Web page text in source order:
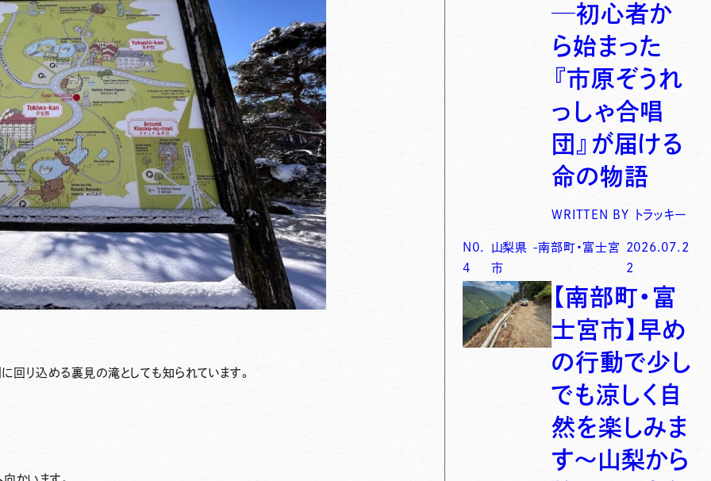
回り込める裏見の滝としても知られています。
─初心者か
ら始まった
『市原ぞうれ
っしゃ合唱
団』が届ける
命の物語
WRITTEN BY トラッキー
N0.
4
山梨県 -南部町・富士宮
市
2026.07.2
2
【南部町・富
士宮市】早め
の行動で少し
でも涼しく自
然を楽しみま
す〜山梨から